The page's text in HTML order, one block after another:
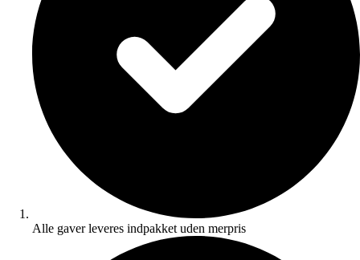
Alle gaver leveres indpakket uden merpris